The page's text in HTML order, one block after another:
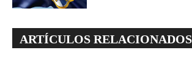
ARTÍCULOS RELACIONADOS